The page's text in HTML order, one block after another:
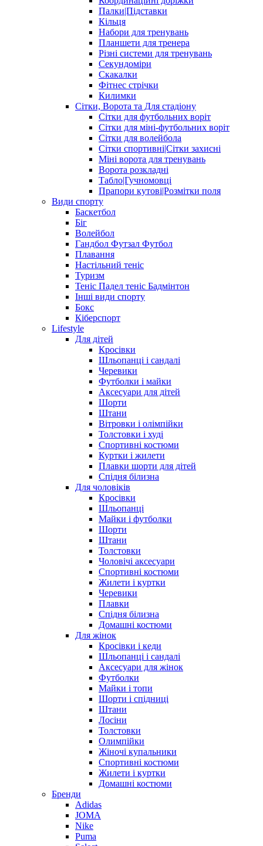
Палки|Підставки
Кільця
Набори для тренувань
Планшети для тренера
Різні системи для тренувань
Секундоміри
Скакалки
Фітнес стрічки
Килимки
Сітки, Ворота та Для стадіону
Сітки для футбольних воріт
Сітки для міні-футбольних воріт
Сітки для волейбола
Сітки спортивні|Cітки захисні
Міні ворота для тренувань
Ворота розкладні
Табло|Гучномовці
Прапори кутові|Розмітки поля
Види спорту
Баскетбол
Біг
Волейбол
Гандбол Футзал Футбол
Плавання
Настільний теніс
Туризм
Теніс Падел теніс Бадмінтон
Інші види спорту
Бокс
Кіберспорт
Lifestyle
Для дітей
Кросівки
Шльопанці і сандалі
Черевики
Футболки і майки
Аксесуари для дітей
Шорти
Штани
Вітровки і олімпійки
Толстовки і худі
Спортивні костюми
Куртки і жилети
Плавки шорти для дітей
Спідня білизна
Для чоловіків
Кросівки
Шльопанці
Майки і футболки
Шорти
Штани
Толстовки
Чоловічі аксесуари
Спортивні костюми
Жилети і куртки
Черевики
Плавки
Спідня білизна
Домашні костюми
Для жінок
Кросівки і кеди
Шльопанці і сандалі
Аксесуари для жінок
Футболки
Майки і топи
Шорти і спідниці
Штани
Лосіни
Толстовки
Олимпійки
Жіночі купальники
Спортивні костюми
Жилети і куртки
Домашні костюми
Бренди
Adidas
JOMA
Nike
Puma